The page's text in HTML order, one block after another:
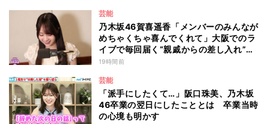
改めて考えながら…」
芸能
乃木坂46賀喜遥香「メンバーのみんなが
めちゃくちゃ喜んでくれて」大阪でのラ
イブで毎回届く“親戚からの差し入れ”と
は？
19時間前
芸能
「派手にしたくて…」阪口珠美、乃木坂
46卒業の翌日にしたこととは 卒業当時
の心境も明かす